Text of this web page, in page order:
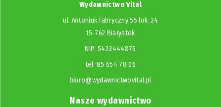
Wydawnictwo Vital
ul. Antoniuk Fabryczny 55 lok. 24
15-762 Białystok
NIP: 5423444876
tel. 85 654 78 06
biuro@wydawnictwovital.pl
Nasze wydawnictwo